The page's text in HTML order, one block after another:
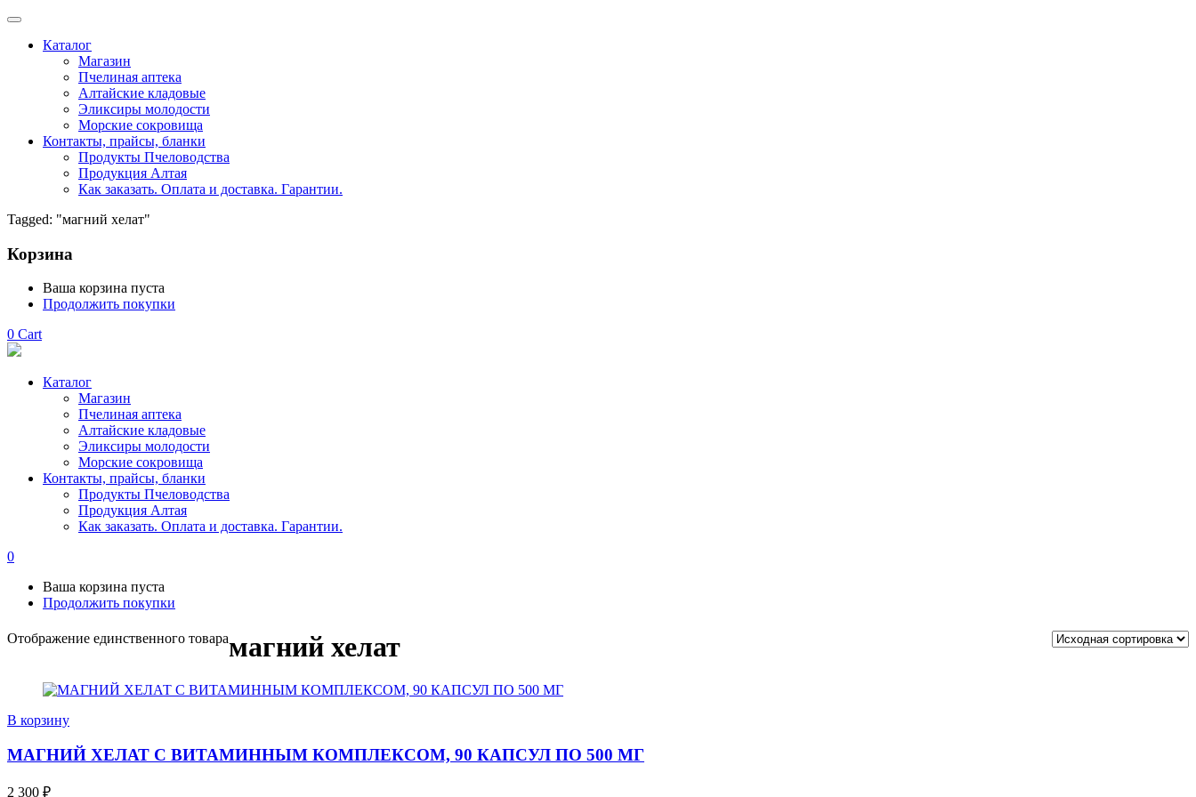
Каталог
Магазин
Пчелиная аптека
Алтайские кладовые
Эликсиры молодости
Морские сокровища
Контакты, прайсы, бланки
Продукты Пчеловодства
Продукция Алтая
Как заказать. Оплата и доставка. Гарантии.
Tagged: "магний хелат"
Корзина
Ваша корзина пуста
Продолжить покупки
0 Cart
Каталог
Магазин
Пчелиная аптека
Алтайские кладовые
Эликсиры молодости
Морские сокровища
Контакты, прайсы, бланки
Продукты Пчеловодства
Продукция Алтая
Как заказать. Оплата и доставка. Гарантии.
0
Ваша корзина пуста
Продолжить покупки
Отображение единственного товарамагний хелат
В корзину
МАГНИЙ ХЕЛАТ С ВИТАМИННЫМ КОМПЛЕКСОМ, 90 КАПСУЛ ПО 500 МГ
2 300 ₽